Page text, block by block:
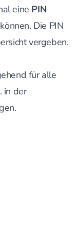
eine PIN
Die PIN
vergeben.
für alle
in der